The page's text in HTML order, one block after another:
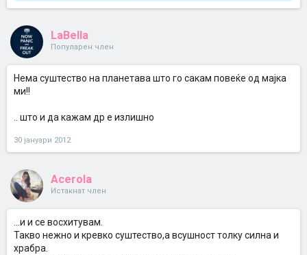
LaBella
Популарен член
Нема суштество на планетава што го сакам повеќе од мајка
ми!!
.. што и да кажам др е излишно
30 јануари 2012
Acerola
Истакнат член
...и и се восхитувам.
Такво нежно и кревко суштество,а всушност толку силна и
храбра.